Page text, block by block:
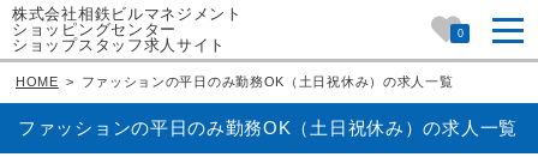
株式会社相鉄ビルマネジメント
ショッピングセンター
ショップスタッフ求人サイト
0
HOME > ファッションの平日のみ勤務OK（土日祝休み）の求人一覧
ファッションの平日のみ勤務OK（土日祝休み）の求人一覧